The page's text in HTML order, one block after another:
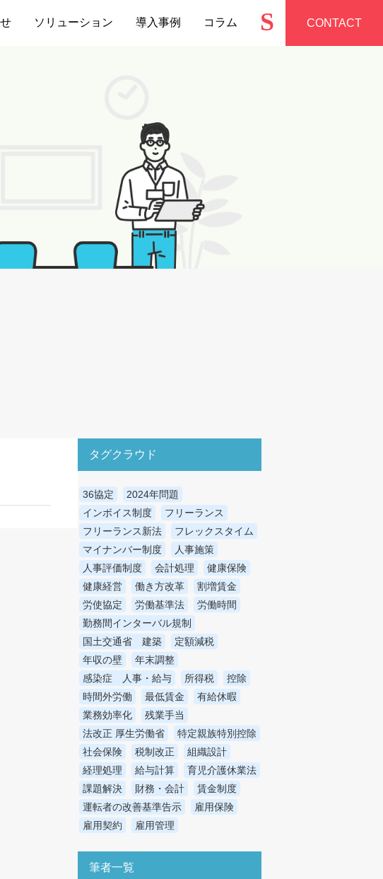
ソリューション 導入事例 コラム S CONTACT
タグクラウド
36協定
2024年問題
インボイス制度
フリーランス
フリーランス新法
フレックスタイム
マイナンバー制度
人事施策
人事評価制度
会計処理
健康保険
健康経営
働き方改革
割増賃金
労使協定
労働基準法
労働時間
勤務間インターバル規制
国土交通省 建築
定額減税
年収の壁
年末調整
感染症 人事・給与
所得税
控除
時間外労働
最低賃金
有給休暇
業務効率化
残業手当
法改正 厚生労働省
特定親族特別控除
社会保険
税制改正
組織設計
経理処理
給与計算
育児介護休業法
課題解決
財務・会計
賃金制度
運転者の改善基準告示
雇用保険
雇用契約
雇用管理
筆者一覧